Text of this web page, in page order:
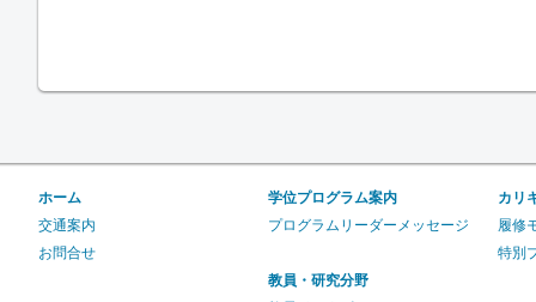
ホーム
交通案内
お問合せ
学位プログラム案内
プログラムリーダーメッセージ
教員・研究分野
カリ
履修
特別